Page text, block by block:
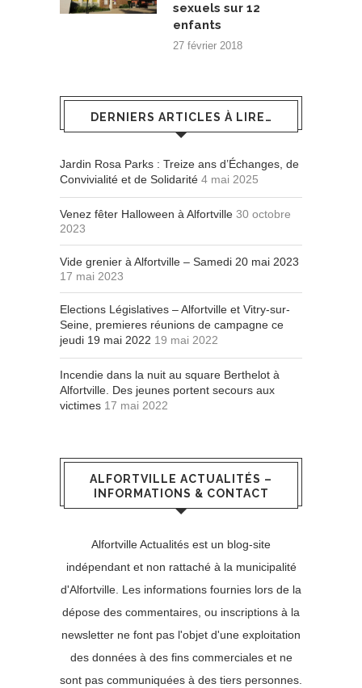
sexuels sur 12
enfants
27 février 2018
DERNIERS ARTICLES À LIRE…
Jardin Rosa Parks : Treize ans d’Échanges, de
Convivialité et de Solidarité 4 mai 2025
Venez fêter Halloween à Alfortville 30 octobre
2023
Vide grenier à Alfortville – Samedi 20 mai 2023
17 mai 2023
Elections Législatives – Alfortville et Vitry-sur-
Seine, premieres réunions de campagne ce
jeudi 19 mai 2022 19 mai 2022
Incendie dans la nuit au square Berthelot à
Alfortville. Des jeunes portent secours aux
victimes 17 mai 2022
ALFORTVILLE ACTUALITÉS –
INFORMATIONS & CONTACT
Alfortville Actualités est un blog-site
indépendant et non rattaché à la municipalité
d'Alfortville. Les informations fournies lors de la
dépose des commentaires, ou inscriptions à la
newsletter ne font pas l'objet d'une exploitation
des données à des fins commerciales et ne
sont pas communiquées à des tiers personnes.